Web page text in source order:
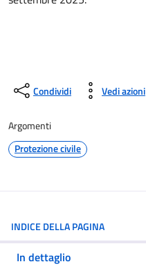
Condividi Vedi azioni
Argomenti
Protezione civile
INDICE DELLA PAGINA
In dettaglio